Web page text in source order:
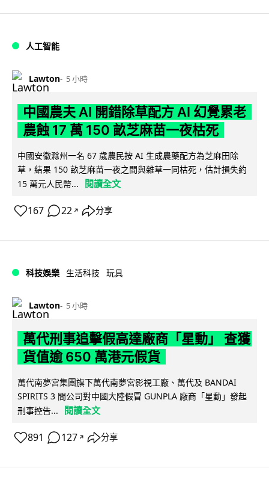
人工智能
Lawton 5 小時
中國農夫 AI 開錯除草配方 AI 幻覺累老
農蝕 17 萬 150 畝芝麻苗一夜枯死
中國安徽滁州一名 67 歲農民按 AI 生成農藥配方為芝麻田除
草，結果 150 畝芝麻苗一夜之間與雜草一同枯死，估計損失約
15 萬元人民幣...
閱讀全文
167 22 ↗ 分享
科技娛樂 生活科技 玩具
Lawton 5 小時
萬代刑事追擊假高達廠商「星動」 查獲
貨值逾 650 萬港元假貨
萬代南夢宮集團旗下萬代南夢宮影視工廠、萬代及 BANDAI
SPIRITS 3 間公司對中國大陸假冒 GUNPLA 廠商「星動」發起
刑事控告...
閱讀全文
891 127 ↗ 分享